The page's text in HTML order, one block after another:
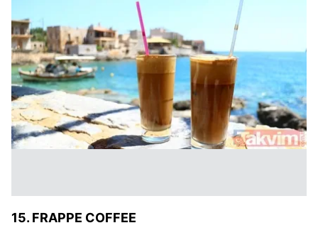
15. FRAPPE COFFEE